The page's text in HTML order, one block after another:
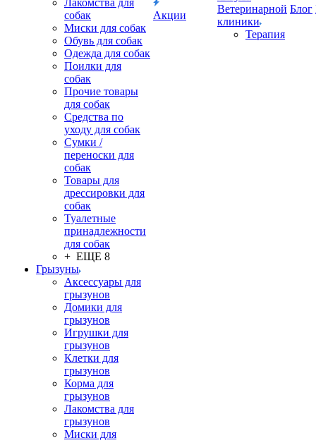
Лакомства для
собак
Миски для собак
Обувь для собак
Одежда для собак
Поилки для
собак
Прочие товары
для собак
Средства по
уходу для собак
Сумки /
переноски для
собак
Товары для
дрессировки для
собак
Туалетные
принадлежности
для собак
+ ЕЩЕ 8
Грызуны
Аксессуары для
грызунов
Домики для
грызунов
Игрушки для
грызунов
Клетки для
грызунов
Корма для
грызунов
Лакомства для
грызунов
Миски для
Акции
Ветеринарной
клиники
Терапия
Блог